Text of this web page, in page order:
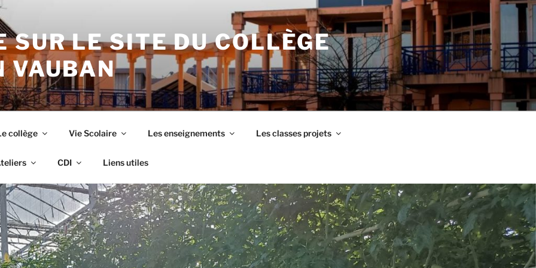
SUR LE SITE DU COLLÈGE
VAUBAN
collège Vie Scolaire Les enseignements Les classes projets
CDI Liens utiles